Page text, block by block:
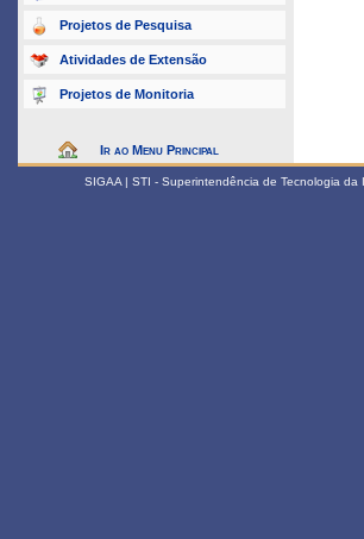
Projetos de Pesquisa
Atividades de Extensão
Projetos de Monitoria
Ir ao Menu Principal
SIGAA | STI - Superintendência de Tecnologia